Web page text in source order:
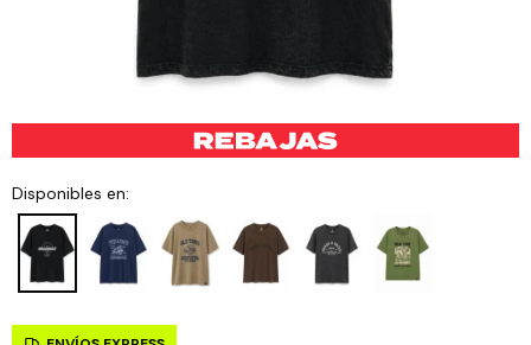
Disponibles en: